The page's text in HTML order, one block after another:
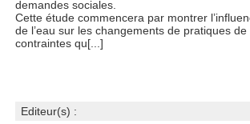
demandes sociales.
Cette étude commencera par montrer
de l’eau sur les changements de pratiques
contraintes qu[...]
Editeur(s) :